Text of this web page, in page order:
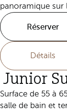
panoramique sur
Réserver
Détails
Junior
Surface de 55 à
salle de bain et